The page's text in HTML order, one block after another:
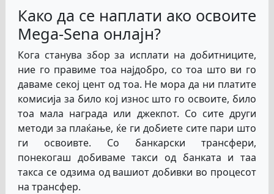
Како да се наплати ако освоите
Mega-Sena онлајн?
Кога станува збор за исплати на добитниците,
ние го правиме тоа најдобро, со тоа што ви го
даваме секој цент од тоа. Не мора да ни платите
комисија за било кој износ што го освоите, било
тоа мала награда или джекпот. Со сите други
методи за плаќање, ќе ги добиете сите пари што
ги освоивте. Со банкарски трансфери,
понекогаш добиваме такси од банката и таа
такса се одзима од вашиот добивки во процесот
на трансфер.